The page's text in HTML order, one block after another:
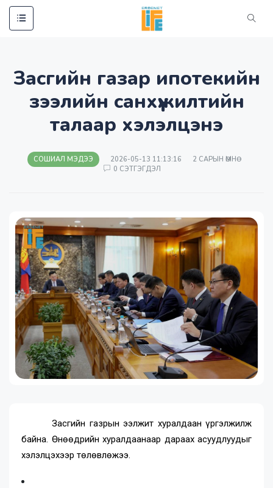
СОШИАЛ МЭДЭЭ
ЭРҮҮЛ МЭНД
ЭРДЭНЭТ ҮЙЛДВЭР
ЯРИЛЦЛАГА
ВИДЕО МЭДЭЭЛЭЛ
Засгийн газар ипотекийн
зээлийн санхүүжилтийн
талаар хэлэлцэнэ
СОШИАЛ МЭДЭЭ 2026-05-13 11:13:16
2 САРЫН ӨМНӨ
0 СЭТГЭГДЭЛ
Засгийн газрын ээлжит хуралдаан үргэлжилж
байна. Өнөөдрийн хуралдаанаар дараах асуудлуудыг
хэлэлцэхээр төлөвлөжээ.